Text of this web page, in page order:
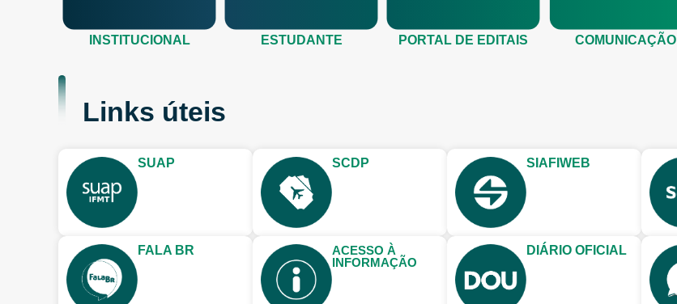
INSTITUCIONAL ESTUDANTE PORTAL DE EDITAIS COMUNICAÇÃO
Links úteis
SUAP SCDP SIAFIWEB
FALA BR
ACESSO À
INFORMAÇÃO
DIÁRIO OFICIAL